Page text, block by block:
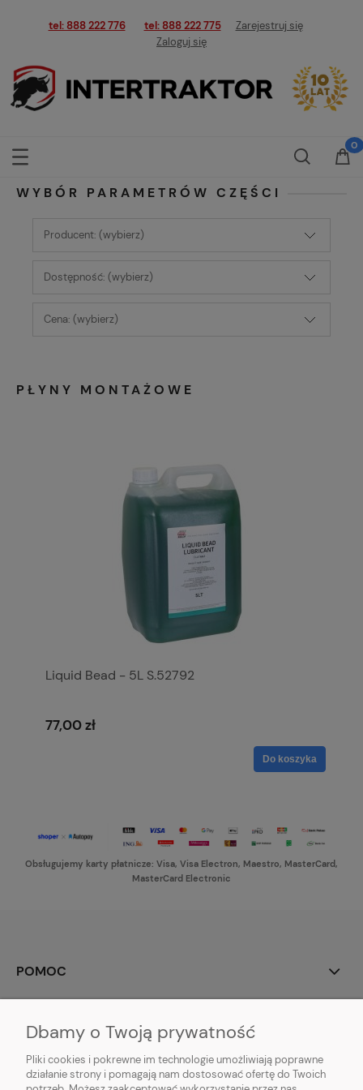
tel: 888 222 776 tel: 888 222 775
Zarejestruj się
Zaloguj się
WYBÓR PARAMETRÓW CZĘŚCI
Producent: (wybierz)
Dostępność: (wybierz)
Cena: (wybierz)
PŁYNY MONTAŻOWE
Liquid Bead - 5L S.52792
77,00 zł
Do koszyka
Obsługujemy karty płatnicze: Visa, Visa Electron, Maestro, MasterCard,
MasterCard Electronic
POMOC
Dbamy o Twoją prywatność
Pliki cookies i pokrewne im technologie umożliwiają poprawne
działanie strony i pomagają nam dostosować ofertę do Twoich